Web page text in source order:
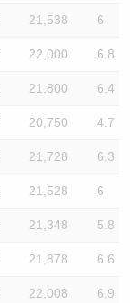
21,538 6
22,000 6.8
21,800 6.4
20,750 4.7
21,728 6.3
21,528 6
21,348 5.8
21,878 6.6
22,008 6.9